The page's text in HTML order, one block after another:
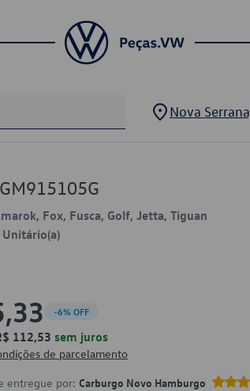
Nova Serrana
Fox, Fusca, Golf, Jetta, Tiguan
Unitário(a)
-6% OFF
112,53 sem juros
de parcelamento
entregue por: Carburgo Novo Hamburgo